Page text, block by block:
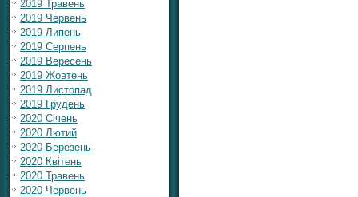
2019 Травень
2019 Червень
2019 Липень
2019 Серпень
2019 Вересень
2019 Жовтень
2019 Листопад
2019 Грудень
2020 Січень
2020 Лютий
2020 Березень
2020 Квітень
2020 Травень
2020 Червень